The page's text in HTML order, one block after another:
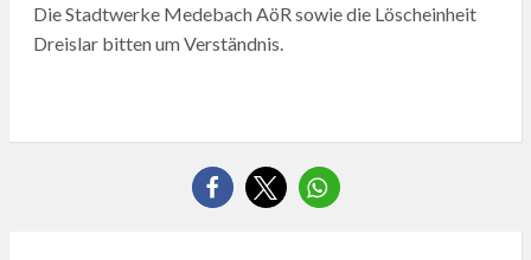
Die Stadtwerke Medebach AöR sowie die Löscheinheit
Dreislar bitten um Verständnis.